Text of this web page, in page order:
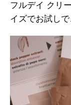
フルデイ クリ
イズでお試しで